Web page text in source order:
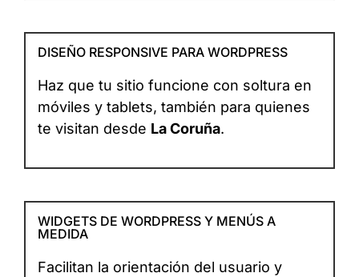
DISEÑO RESPONSIVE PARA WORDPRESS
Haz que tu sitio funcione con soltura en
móviles y tablets, también para quienes
te visitan desde La Coruña.
WIDGETS DE WORDPRESS Y MENÚS A
MEDIDA
Facilitan la orientación del usuario y